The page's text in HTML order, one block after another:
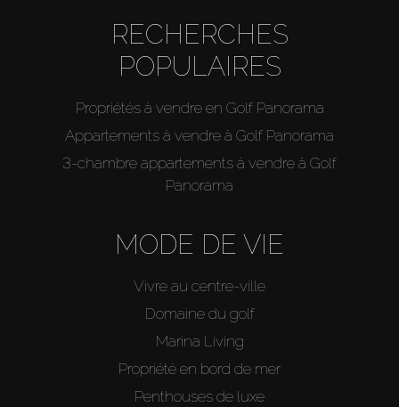
RECHERCHES
POPULAIRES
Propriétés à vendre en Golf Panorama
Appartements à vendre à Golf Panorama
3-chambre appartements à vendre à Golf
Panorama
MODE DE VIE
Vivre au centre-ville
Domaine du golf
Marina Living
Propriété en bord de mer
Penthouses de luxe